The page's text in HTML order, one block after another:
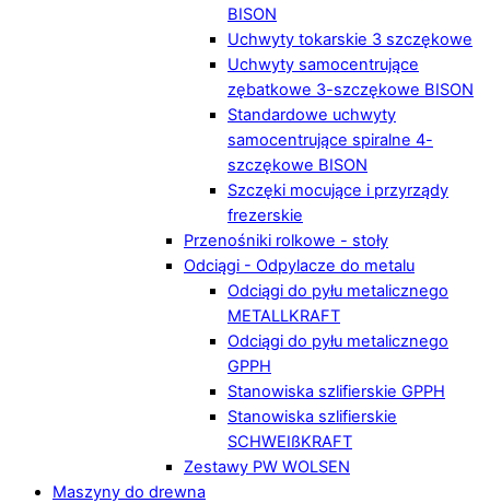
BISON
Uchwyty tokarskie 3 szczękowe
Uchwyty samocentrujące
zębatkowe 3-szczękowe BISON
Standardowe uchwyty
samocentrujące spiralne 4-
szczękowe BISON
Szczęki mocujące i przyrządy
frezerskie
Przenośniki rolkowe - stoły
Odciągi - Odpylacze do metalu
Odciągi do pyłu metalicznego
METALLKRAFT
Odciągi do pyłu metalicznego
GPPH
Stanowiska szlifierskie GPPH
Stanowiska szlifierskie
SCHWEIßKRAFT
Zestawy PW WOLSEN
Maszyny do drewna